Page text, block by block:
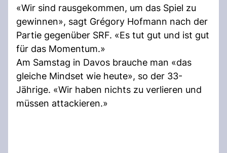
«Wir sind rausgekommen, um das Spiel zu
gewinnen», sagt Grégory Hofmann nach der
Partie gegenüber SRF. «Es tut gut und ist gut
für das Momentum.»
Am Samstag in Davos brauche man «das
gleiche Mindset wie heute», so der 33-
Jährige. «Wir haben nichts zu verlieren und
müssen attackieren.»